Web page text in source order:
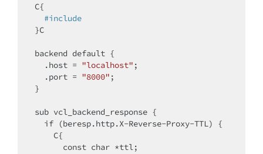
C{
#include
}C
backend default {
  .host =
"localhost" ;
  .port =
"8000" ;
}
sub vcl_backend_response {
if (beresp.http.X-Reverse-Proxy-TTL) {
const char *ttl;